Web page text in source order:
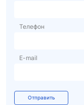
Телефон
E-mail
Отправить